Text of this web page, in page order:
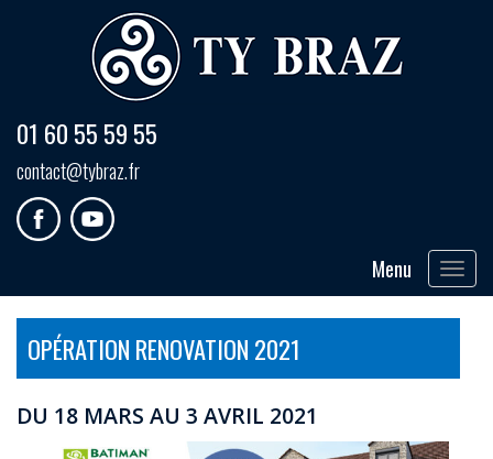
01 60 55 59 55
contact@tybraz.fr
Toggle
Menu
OPÉRATION RENOVATION 2021
DU 18 MARS AU 3 AVRIL 2021